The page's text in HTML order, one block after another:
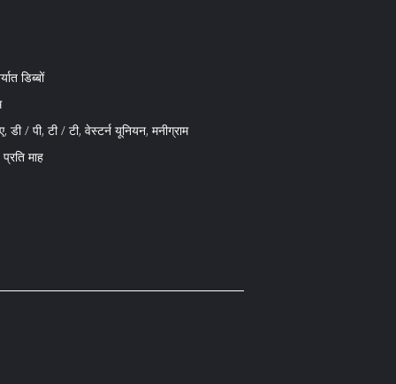
डिब्बों
डी / पी, टी / टी, वेस्टर्न यूनियन, मनीग्राम
माह